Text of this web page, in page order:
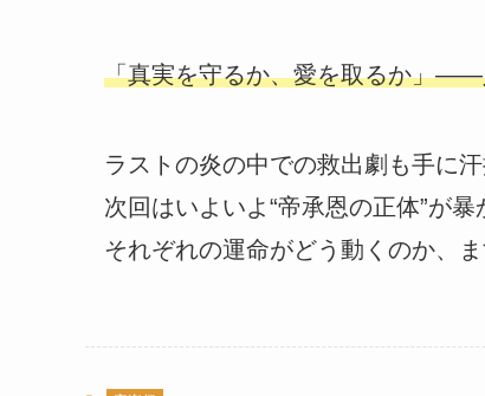
「真実を守るか、愛を取るか」――
ラストの炎の中での救出劇も手に汗
次回はいよいよ“帝承恩の正体”が暴
それぞれの運命がどう動くのか、